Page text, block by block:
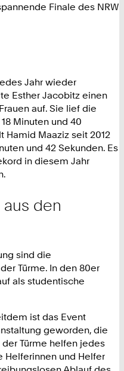
Finale des NRW
Jahr wieder
Esther Jacobitz einen
auf. Sie lief die
Minuten und 40
Hamid Maaziz seit 2012
und 42 Sekunden. Es
in diesem Jahr
den
sind die
Türme. In den 80er
als studentische
ist das Event
geworden, die
Türme helfen jedes
Helferinnen und Helfer